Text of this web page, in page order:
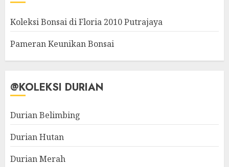
Koleksi Bonsai di Floria 2010 Putrajaya
Pameran Keunikan Bonsai
@KOLEKSI DURIAN
Durian Belimbing
Durian Hutan
Durian Merah